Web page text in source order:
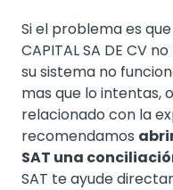
Si el problema es
CAPITAL SA DE CV
su sistema no
mas que lo intentas,
relacionado con la
recomendamos
SAT una
SAT te ayude